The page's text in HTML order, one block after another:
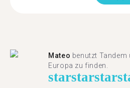
Mateo benutzt Tandem
Europa zu finden.
starstarstar